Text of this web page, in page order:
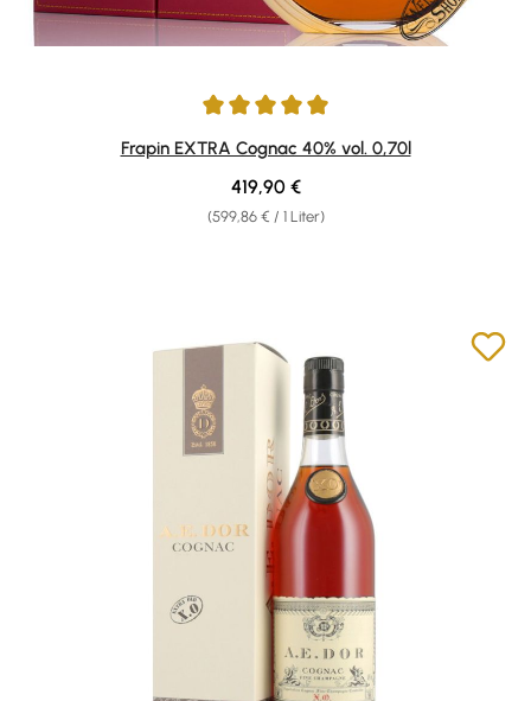
Durchschnittliche Bewertung von 5 von 5 Sternen
Frapin EXTRA Cognac 40% vol. 0,70l
(599,86 € / 1 Liter)
Regulärer Preis:
419,90 €